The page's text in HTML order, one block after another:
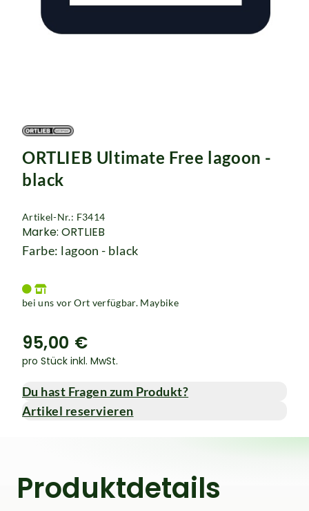
Rucksäcke
Schlösser
ORTLIEB Ultimate Free lagoon -
black
Artikel-Nr.: F3414
Marke: ORTLIEB
Farbe: lagoon - black
bei uns vor Ort verfügbar. Maybike
95,00 €
pro Stück inkl. MwSt.
Du hast Fragen zum Produkt?
Artikel reservieren
Produktdetails